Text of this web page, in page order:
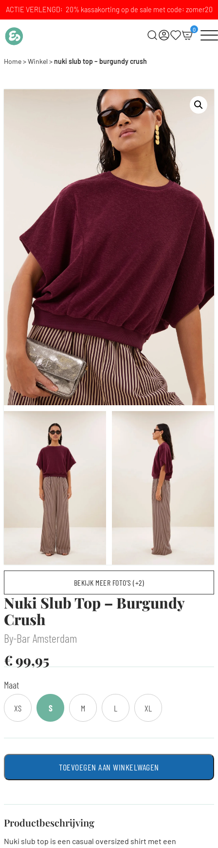
ACTIE VERLENGD: 20% kassakorting op de sale met code: zomer20
0
Home>Winkel>nuki slub top – burgundy crush
BEKIJK MEER FOTO’S (+2)
Nuki Slub Top – Burgundy
Crush
By-Bar Amsterdam
€99,95
Maat
XS S M L XL
TOEVOEGEN AAN WINKELWAGEN
Productbeschrijving
Nuki slub top is een casual oversized shirt met een